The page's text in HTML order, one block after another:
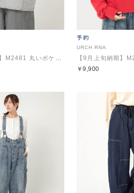
【9月上旬納期】M2481 丸いポケットのBIGトレーナー
URCH RNA
￥9,900